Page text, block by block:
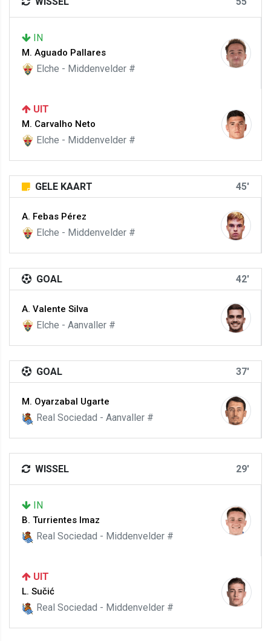
IN
M. Aguado Pallares
Elche - Middenvelder #
UIT
M. Carvalho Neto
Elche - Middenvelder #
GELE KAART 45'
A. Febas Pérez
Elche - Middenvelder #
GOAL 42'
A. Valente Silva
Elche - Aanvaller #
GOAL 37'
M. Oyarzabal Ugarte
Real Sociedad - Aanvaller #
WISSEL 29'
IN
B. Turrientes Imaz
Real Sociedad - Middenvelder #
UIT
L. Sučić
Real Sociedad - Middenvelder #